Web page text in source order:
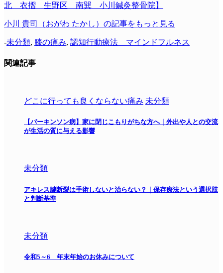
北 衣摺 生野区 南巽 小川鍼灸整骨院】
小川 貴司（おがわ たかし）の記事をもっと見る
-未分類, 膝の痛み, 認知行動療法 マインドフルネス
関連記事
どこに行っても良くならない痛み 未分類
【パーキンソン病】家に閉じこもりがちな方へ｜外出や人との交流
が生活の質に与える影響
未分類
アキレス腱断裂は手術しないと治らない？｜保存療法という選択肢
と判断基準
未分類
令和5～6 年末年始のお休みについて